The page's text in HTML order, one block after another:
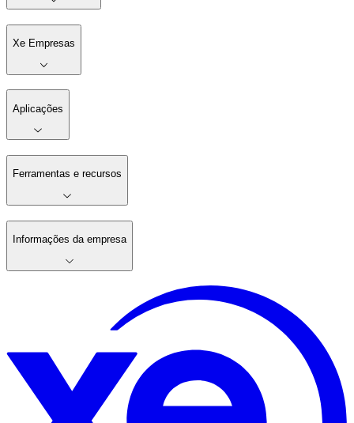
Xe Empresas
Aplicações
Ferramentas e recursos
Informações da empresa